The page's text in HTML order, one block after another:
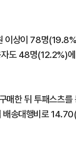
이상이 78명
도 48명(12.2%)
한 뒤 투패스츠를
송대행비로